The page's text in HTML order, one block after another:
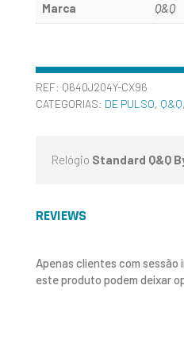
Marca Q&Q
REF: Q640J204Y-CX96
CATEGORIAS: DE PULSO, Q&Q,
Relógio Standard Q&Q
REVIEWS
Apenas clientes com sessão
este produto podem deixar